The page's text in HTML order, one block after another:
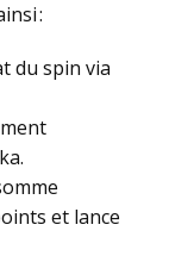
:
du spin via
et lance